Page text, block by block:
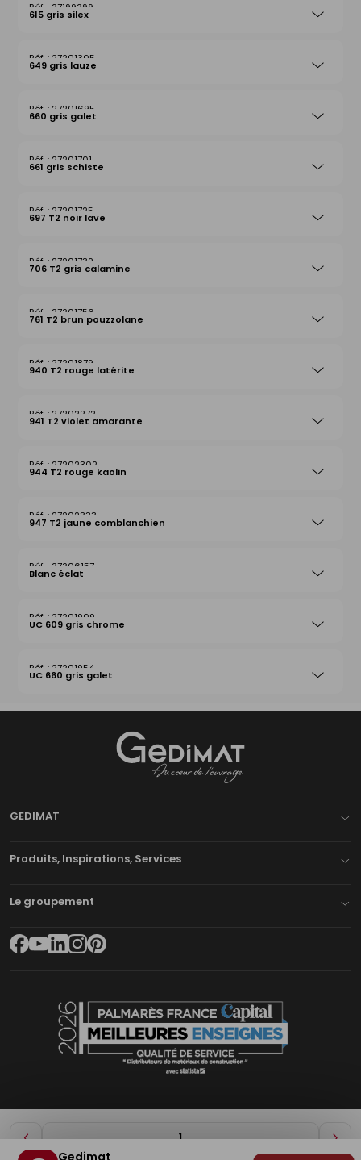
Diminuer
27199299
615 gris silex
27201305
649 gris lauze
27201695
660 gris galet
27201701
661 gris schiste
27201725
697 T2 noir lave
27201732
706 T2 gris calamine
27201756
761 T2 brun pouzzolane
27201879
940 T2 rouge latérite
27202272
941 T2 violet amarante
27202302
944 T2 rouge kaolin
27202333
947 T2 jaune comblanchien
27206157
Blanc éclat
27201909
UC 609 gris chrome
27201954
UC 660 gris galet
GEDIMAT
Produits, Inspirations, Services
Le groupement
Gedimat